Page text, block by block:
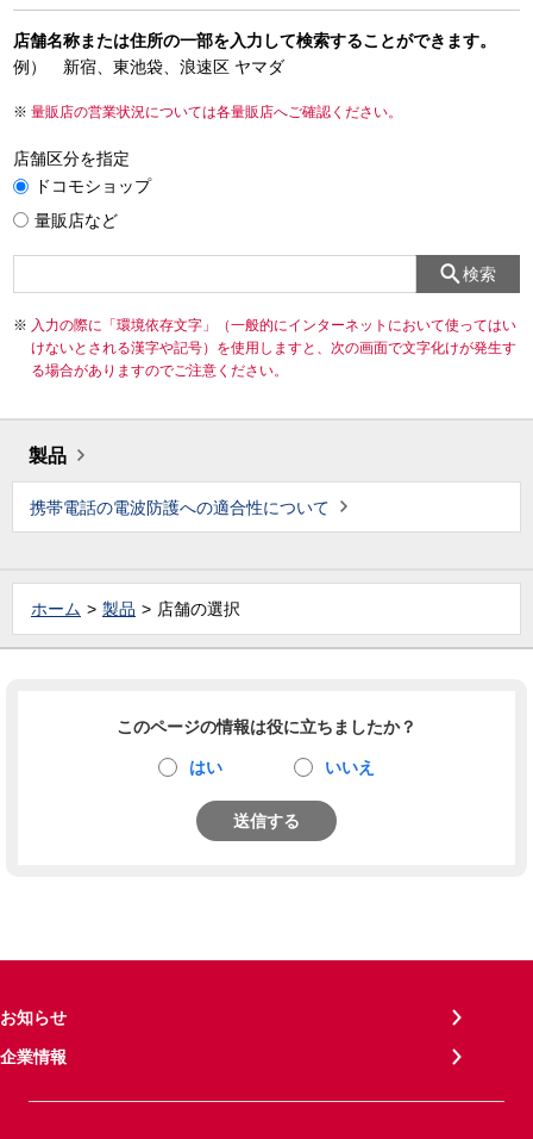
店舗名称または住所の一部を入力して検索することができます。
例） 新宿、東池袋、浪速区 ヤマダ
量販店の営業状況については各量販店へご確認ください。
店舗区分を指定
ドコモショップ
量販店など
検索
入力の際に「環境依存文字」（一般的にインターネットにおいて使ってはい
けないとされる漢字や記号）を使用しますと、次の画面で文字化けが発生す
る場合がありますのでご注意ください。
製品
携帯電話の電波防護への適合性について
ホーム 製品 店舗の選択
このページの情報は役に立ちましたか？
はい いいえ
送信する
お知らせ
企業情報